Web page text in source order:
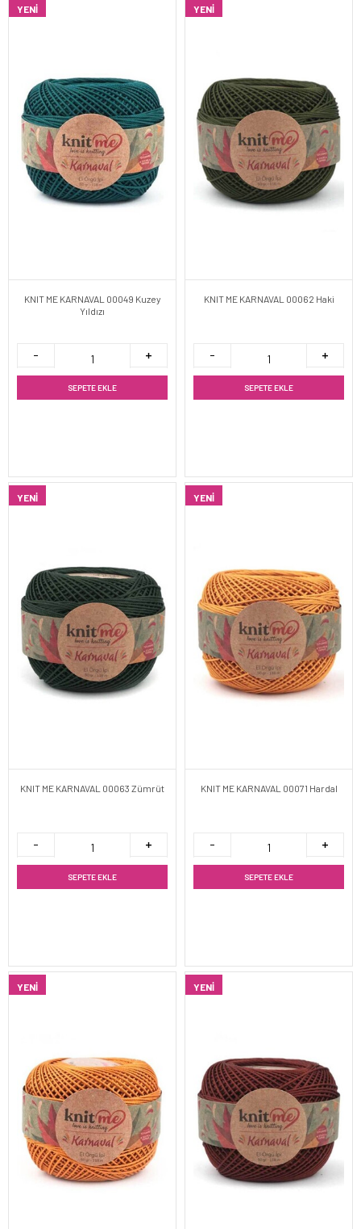
YENI
KNIT ME KARNAVAL 00049 Kuzey
Yıldızı
SEPETE EKLE
YENI
KNIT ME KARNAVAL 00062 Haki
SEPETE EKLE
YENI
KNIT ME KARNAVAL 00063 Zümrüt
SEPETE EKLE
YENI
KNIT ME KARNAVAL 00071 Hardal
SEPETE EKLE
YENI YENI